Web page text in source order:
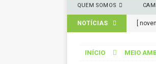
QUEM SOMOS
NOTÍCIAS [
INÍCIO MEIO